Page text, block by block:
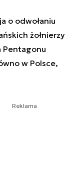
o odwołaniu
żołnierzy
Pentagonu
w Polsce,
Reklama